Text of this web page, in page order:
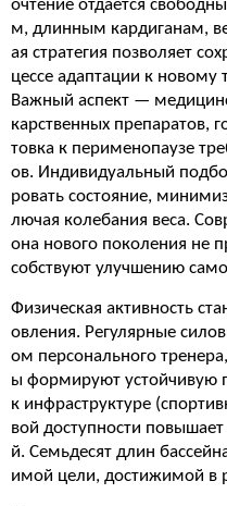
очтение отдаётся
м, длинным кардиганам,
ая стратегия позволяет
цессе адаптации к новому
Важный аспект —
карственных препаратов,
товка к перименопаузе
ов. Индивидуальный
ровать состояние,
лючая колебания веса.
она нового поколения не
собствуют улучшению
Физическая активность
овления. Регулярные
ом персонального
ы формируют устойчивую
к инфраструктуре
вой доступности повышает
й. Семьдесят длин
имой цели, достижимой в